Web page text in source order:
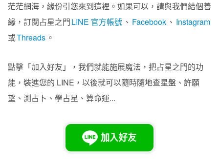
茫茫網海，緣份引您來到這裡。如果可以，請與我們結個善
緣，訂閱占星之門LINE 官方帳號 、 Facebook 、 Instagram
或Threads 。
點擊「加入好友」，我們就能施展魔法，把占星之門的功
能，裝進您的 LINE，以後就可以隨時隨地查星盤、許願
望、測占卜、學占星、算命運...